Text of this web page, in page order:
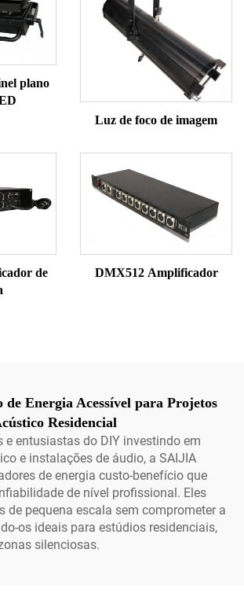
plano
Luz de foco de imagem
de
DMX512 Amplificador
de Energia Acessível para Projetos
Residencial
e entusiastas do DIY investindo em
e instalações de áudio, a SAIJIA
de energia custo-benefício que
de nível profissional. Eles
de pequena escala sem comprometer a
os ideais para estúdios residenciais,
silenciosas.